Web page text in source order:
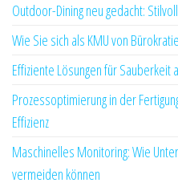
Outdoor-Dining neu gedacht:
Wie Sie sich als KMU von
Effiziente Lösungen für Sauberkeit
Prozessoptimierung in der
Effizienz
Maschinelles Monitoring: Wie
vermeiden können